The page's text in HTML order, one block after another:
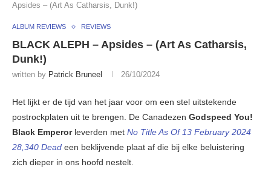
Apsides – (Art As Catharsis, Dunk!)
ALBUM REVIEWS REVIEWS
BLACK ALEPH – Apsides – (Art As Catharsis,
Dunk!)
written by Patrick Bruneel 26/10/2024
Het lijkt er de tijd van het jaar voor om een stel uitstekende
postrockplaten uit te brengen. De Canadezen Godspeed You!
Black Emperor leverden met No Title As Of 13 February 2024
28,340 Dead een beklijvende plaat af die bij elke beluistering
zich dieper in ons hoofd nestelt.